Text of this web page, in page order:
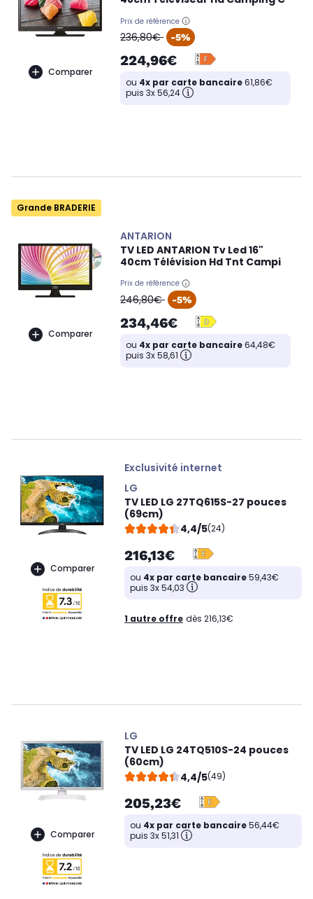
Comparer
Prix de référence
oldPrice
236,80€ -5%
224,96€
ou 4x par carte bancaire61,86€
puis 3x 56,24
Grande BRADERIE
Comparer
ANTARION
TV LED ANTARION Tv Led 16"
40cm Télévision Hd Tnt Campi
Prix de référence
oldPrice
246,80€ -5%
234,46€
ou 4x par carte bancaire64,48€
puis 3x 58,61
Comparer
Exclusivité internet
LG
TV LED LG 27TQ615S-27 pouces
(69cm)
4,4/5(24)
216,13€
ou 4x par carte bancaire59,43€
puis 3x 54,03
1 autre offre dès 216,13€
Comparer
LG
TV LED LG 24TQ510S-24 pouces
(60cm)
4,4/5(49)
205,23€
ou 4x par carte bancaire56,44€
puis 3x 51,31